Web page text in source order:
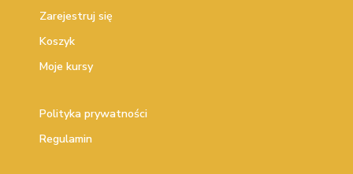
Zarejestruj się
Koszyk
Moje kursy
Polityka prywatności
Regulamin